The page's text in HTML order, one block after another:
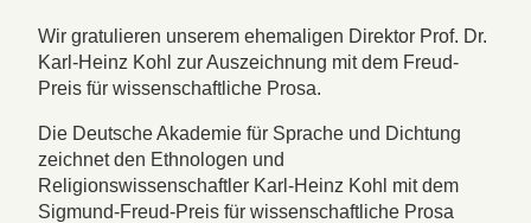
Wir gratulieren unserem ehemaligen Direktor Prof. Dr.
Karl-Heinz Kohl zur Auszeichnung mit dem Freud-
Preis für wissenschaftliche Prosa.
Die Deutsche Akademie für Sprache und Dichtung
zeichnet den Ethnologen und
Religionswissenschaftler Karl-Heinz Kohl mit dem
Sigmund-Freud-Preis für wissenschaftliche Prosa